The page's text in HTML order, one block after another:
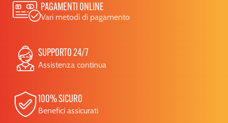
PAGAMENTI ONLINE
Vari metodi di pagamento
SUPPORTO 24/7
Assistenza continua
100% SICURO
Benefici assicurati